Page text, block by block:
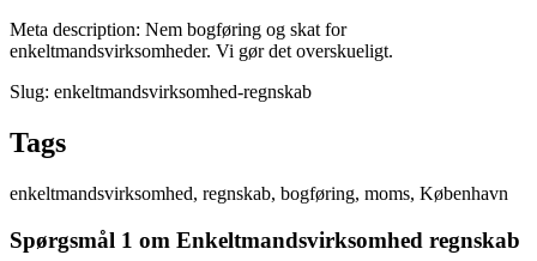
Meta description: Nem bogføring og skat for
enkeltmandsvirksomheder. Vi gør det overskueligt.
Slug: enkeltmandsvirksomhed-regnskab
Tags
enkeltmandsvirksomhed, regnskab, bogføring, moms, København
Spørgsmål 1 om Enkeltmandsvirksomhed regnskab